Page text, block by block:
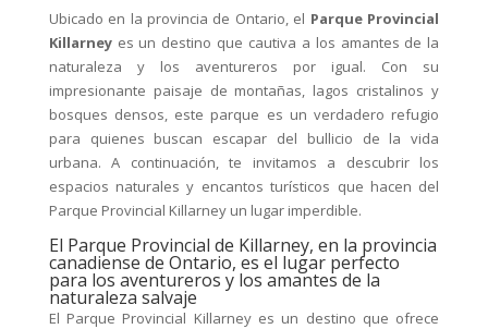
Ubicado en la provincia de Ontario, el Parque Provincial
Killarneyes un destino que cautiva a los amantes de la
naturaleza y los aventureros por igual. Con su
impresionante paisaje de montañas, lagos cristalinos y
bosques densos, este parque es un verdadero refugio
para quienes buscan escapar del bullicio de la vida
urbana. A continuación, te invitamos a descubrir los
espacios naturales y encantos turísticos que hacen del
Parque Provincial Killarney un lugar imperdible.
El Parque Provincial de Killarney, en la provincia
canadiense de Ontario, es el lugar perfecto
para los aventureros y los amantes de la
naturaleza salvaje
El Parque Provincial Killarney es un destino que ofrece